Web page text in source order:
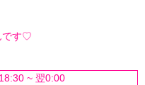
18:30 ~ 翌0:00